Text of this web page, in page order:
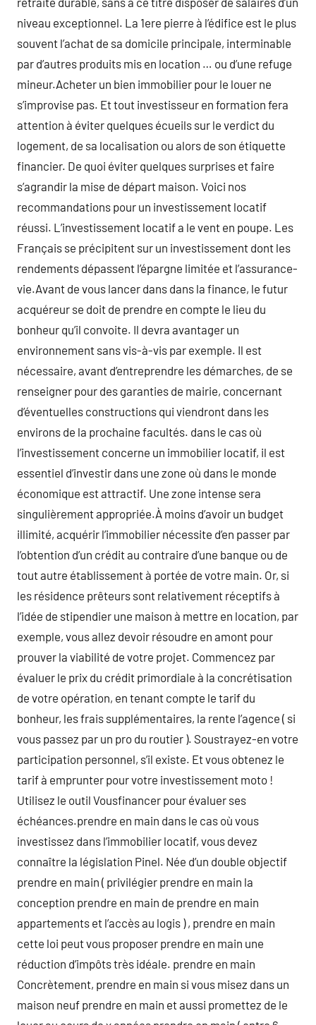
niveau exceptionnel. La 1ere pierre à l’édifice est le plus
souvent l’achat de sa domicile principale, interminable
par d’autres produits mis en location … ou d’une refuge
mineur.Acheter un bien immobilier pour le louer ne
s’improvise pas. Et tout investisseur en formation fera
attention à éviter quelques écueils sur le verdict du
logement, de sa localisation ou alors de son étiquette
financier. De quoi éviter quelques surprises et faire
s’agrandir la mise de départ maison. Voici nos
recommandations pour un investissement locatif
réussi. L’investissement locatif a le vent en poupe. Les
Français se précipitent sur un investissement dont les
rendements dépassent l’épargne limitée et l’assurance-
vie.Avant de vous lancer dans dans la finance, le futur
acquéreur se doit de prendre en compte le lieu du
bonheur qu’il convoite. Il devra avantager un
environnement sans vis-à-vis par exemple. Il est
nécessaire, avant d’entreprendre les démarches, de se
renseigner pour des garanties de mairie, concernant
d’éventuelles constructions qui viendront dans les
environs de la prochaine facultés. dans le cas où
l’investissement concerne un immobilier locatif, il est
essentiel d’investir dans une zone où dans le monde
économique est attractif. Une zone intense sera
singulièrement appropriée.À moins d’avoir un budget
illimité, acquérir l’immobilier nécessite d’en passer par
l’obtention d’un crédit au contraire d’une banque ou de
tout autre établissement à portée de votre main. Or, si
les résidence prêteurs sont relativement réceptifs à
l’idée de stipendier une maison à mettre en location, par
exemple, vous allez devoir résoudre en amont pour
prouver la viabilité de votre projet. Commencez par
évaluer le prix du crédit primordiale à la concrétisation
de votre opération, en tenant compte le tarif du
bonheur, les frais supplémentaires, la rente l’agence ( si
vous passez par un pro du routier ). Soustrayez-en votre
participation personnel, s’il existe. Et vous obtenez le
tarif à emprunter pour votre investissement moto !
Utilisez le outil Vousfinancer pour évaluer ses
échéances.prendre en main dans le cas où vous
investissez dans l’immobilier locatif, vous devez
connaître la législation Pinel. Née d’un double objectif
prendre en main ( privilégier prendre en main la
conception prendre en main de prendre en main
appartements et l’accès au logis ) , prendre en main
cette loi peut vous proposer prendre en main une
réduction d’impôts très idéale. prendre en main
Concrètement, prendre en main si vous misez dans un
maison neuf prendre en main et aussi promettez de le